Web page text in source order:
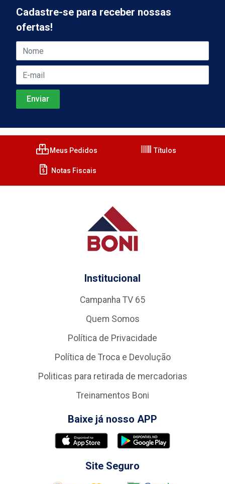
Cadastre-se para receber nossas
ofertas!
Meus Pedidos Títulos
Notas Fiscais
Institucional
Campanha TV 65
Quem Somos
Política de Privacidade
Política de Troca e Devolução
Politicas para retirada de mercadorias
Treinamentos Boni
Baixe já nosso APP
Site Seguro